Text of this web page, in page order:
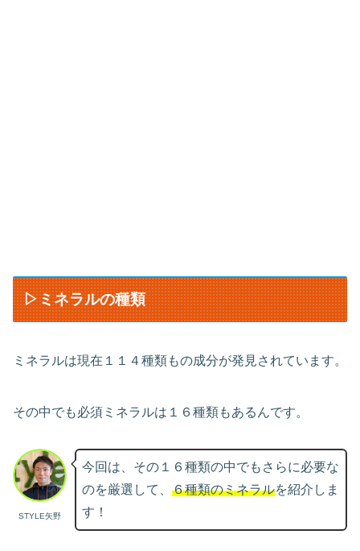
▷ミネラルの種類
ミネラルは現在１１４種類もの成分が発見されています。
その中でも必須ミネラルは１６種類もあるんです。
STYLE矢野
今回は、その１６種類の中でもさらに必要な
のを厳選して、 ６種類のミネラルを紹介しま
す！